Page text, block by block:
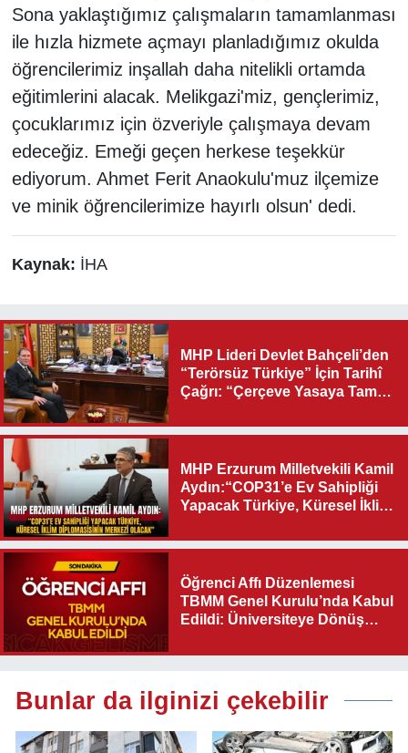
Sona yaklaştığımız çalışmaların tamamlanması
ile hızla hizmete açmayı planladığımız okulda
öğrencilerimiz inşallah daha nitelikli ortamda
eğitimlerini alacak. Melikgazi'miz, gençlerimiz,
çocuklarımız için özveriyle çalışmaya devam
edeceğiz. Emeği geçen herkese teşekkür
ediyorum. Ahmet Ferit Anaokulu'muz ilçemize
ve minik öğrencilerimize hayırlı olsun' dedi.
Kaynak: İHA
MHP Lideri Devlet Bahçeli’den
“Terörsüz Türkiye” İçin Tarihî
Çağrı: “Çerçeve Yasaya Tam
MHP Erzurum Milletvekili Kamil
Aydın:“COP31’e Ev Sahipliği
Yapacak Türkiye, Küresel İklim
Olacak"
Öğrenci Affı Düzenlemesi
TBMM Genel Kurulu’nda Kabul
Edildi: Üniversiteye Dönüş
Bunlar da ilginizi çekebilir